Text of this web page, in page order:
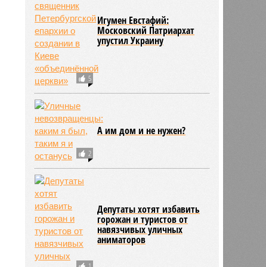
5
Игумен Евстафий:
Московский Патриархат
упустил Украину
2
А им дом и не нужен?
Депутаты хотят избавить
горожан и туристов от
навязчивых уличных
аниматоров